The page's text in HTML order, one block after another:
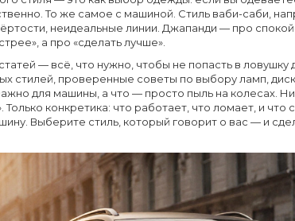
То же самое с машиной. Стиль ваби-саби,
неидеальные линии. Джапанди — про
а про «сделать лучше».
— всё, что нужно, чтобы не попасть в ловушку
стилей, проверенные советы по выбору ламп,
для машины, а что — просто пыль на колесах.
Только конкретика: что работает, что ломает, и что
Выберите стиль, который говорит о вас — и